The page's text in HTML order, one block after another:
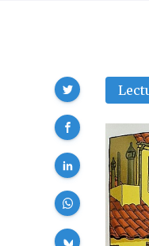
Compartir